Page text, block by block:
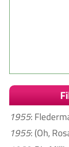
1955:
1955: (Oh,